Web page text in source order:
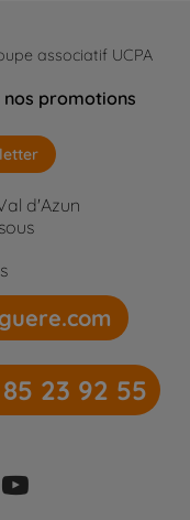
associatif UCPA
nos promotions
d'Azun
23 92 55